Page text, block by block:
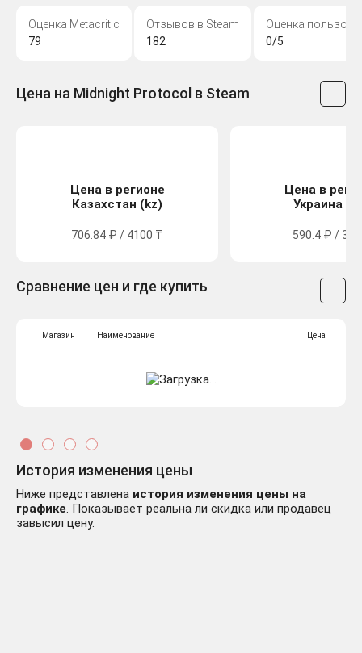
Оценка Metacritic
79
Отзывов в Steam
182
Оценка
0/5
Цена на Midnight Protocol в Steam
Цена в регионе
Казахстан (kz)
706.84 ₽ / 4100 ₸
Цена в
Украина
590.4 ₽ /
Сравнение цен и где купить
Магазин Наименование Цена
История изменения цены
Ниже представлена история изменения цены на
графике. Показывает реальна ли скидка или продавец
завысил цену.